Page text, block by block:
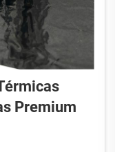
Premium